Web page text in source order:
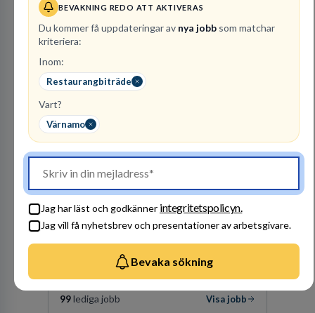
BEVAKNING REDO ATT AKTIVERAS
Du kommer få uppdateringar av nya jobb som matchar
kriteriera:
Inom:
Restaurangbiträde
Vart?
Värnamo
Jag har läst och godkänner integritetspolicyn.
Jag vill få nyhetsbrev och presentationer av arbetsgivare.
Bevaka sökning
Kommuninvest är en medlemsorganisation som
företräder den kommunala sektorn i
finansieringsfrågor.
Polismyndigheten
MYNDIGHET
99 lediga jobb
Visa jobb